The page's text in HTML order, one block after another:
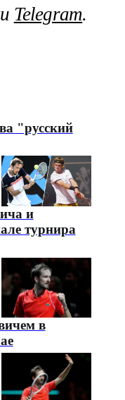
Telegram.
"русский
и
турнира
в